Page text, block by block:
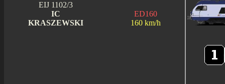
EIJ 1102/3
IC
KRASZEWSKI
ED160
160 km/h